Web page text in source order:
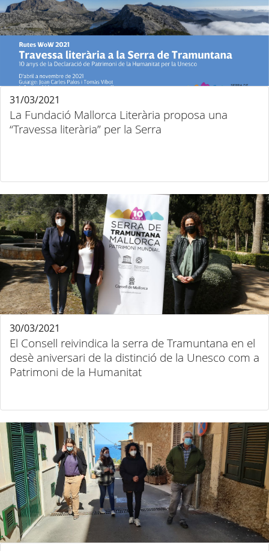
La Fundació Mallorca Literària proposa una
“Travessa literària” per la Serra
31/03/2021
El Consell reivindica la serra de Tramuntana en el
desè aniversari de la distinció de la Unesco com a
Patrimoni de la Humanitat
30/03/2021